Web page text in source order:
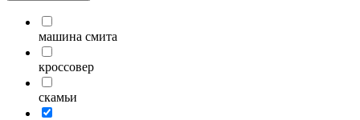
машина смита
кроссовер
скамьи